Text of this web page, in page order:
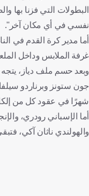
البطولات التي فزنا بها
نفسي في أي مكان آخر".
أما مدير كرة القدم في
غرفة الملابس وداخل
وبعد حسم ملف دياز،
شهرًا في عقود كل من
أما الإسباني رودري،
والهولندي ناثان آكي،